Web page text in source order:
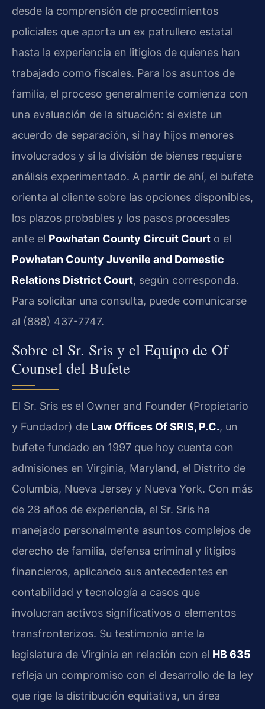
desde la comprensión de procedimientos
policiales que aporta un ex patrullero estatal
hasta la experiencia en litigios de quienes han
trabajado como fiscales. Para los asuntos de
familia, el proceso generalmente comienza con
una evaluación de la situación: si existe un
acuerdo de separación, si hay hijos menores
involucrados y si la división de bienes requiere
análisis experimentado. A partir de ahí, el bufete
orienta al cliente sobre las opciones disponibles,
los plazos probables y los pasos procesales
ante el Powhatan County Circuit Court o el
Powhatan County Juvenile and Domestic
Relations District Court, según corresponda.
Para solicitar una consulta, puede comunicarse
al (888) 437-7747.
Sobre el Sr. Sris y el Equipo de Of
Counsel del Bufete
El Sr. Sris es el Owner and Founder (Propietario
y Fundador) de Law Offices Of SRIS, P.C., un
bufete fundado en 1997 que hoy cuenta con
admisiones en Virginia, Maryland, el Distrito de
Columbia, Nueva Jersey y Nueva York. Con más
de 28 años de experiencia, el Sr. Sris ha
manejado personalmente asuntos complejos de
derecho de familia, defensa criminal y litigios
financieros, aplicando sus antecedentes en
contabilidad y tecnología a casos que
involucran activos significativos o elementos
transfronterizos. Su testimonio ante la
legislatura de Virginia en relación con el HB 635
refleja un compromiso con el desarrollo de la ley
que rige la distribución equitativa, un área